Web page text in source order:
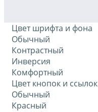
Цвет шрифта и фона
Обычный
Контрастный
Инверсия
Комфортный
Цвет кнопок и ссылок
Обычный
Красный